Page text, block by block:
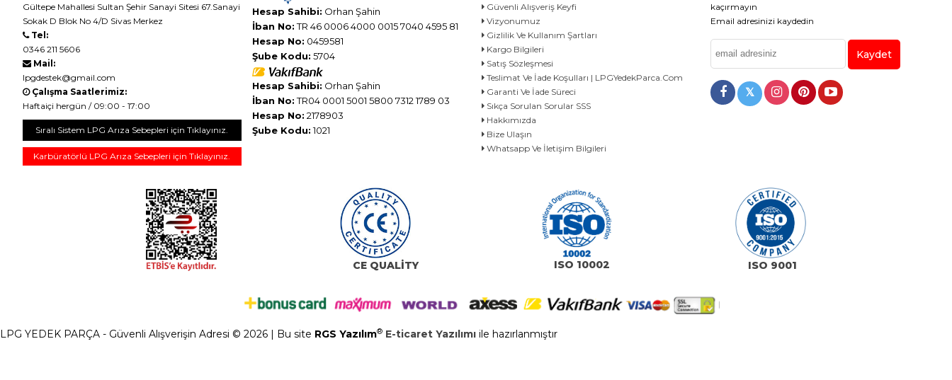
Gültepe Mahallesi Sultan Şehir Sanayi Sitesi 67.Sanayi
Sokak D Blok No 4/D Sivas Merkez
Tel:
0346 211 5606
Mail:
lpgdestek@gmail.com
Çalışma Saatlerimiz:
Haftaiçi hergün / 09:00 - 17:00
Sıralı Sistem LPG Arıza Sebepleri için Tıklayınız.
Karbüratörlü LPG Arıza Sebepleri için Tıklayınız.
Hesap Sahibi: Orhan Şahin
İban No:TR 46 0006 4000 0015 7040 4595 81
Hesap No: 0459581
Şube Kodu: 5704
Hesap Sahibi: Orhan Şahin
İban No:TR04 0001 5001 5800 7312 1789 03
Hesap No: 2178903
Şube Kodu:1021
Güvenli Alışveriş Keyfi
Vizyonumuz
Gizlilik Ve Kullanım Şartları
Kargo Bilgileri
Satış Sözleşmesi
Teslimat Ve İade Koşulları | LPGYedekParca.com
Garanti Ve İade Süreci
Sıkça Sorulan Sorular SSS
Hakkımızda
Bize Ulaşın
Whatsapp Ve İletişim Bilgileri
kaçırmayın
Email adresinizi kaydedin
Kaydet
𝕏
CE QUALİTY ISO 10002 ISO 9001
LPG YEDEK PARÇA - Güvenli Alışverişin Adresi © 2026 | Bu site RGS Yazılım® E-ticaret Yazılımı ile hazırlanmıştır